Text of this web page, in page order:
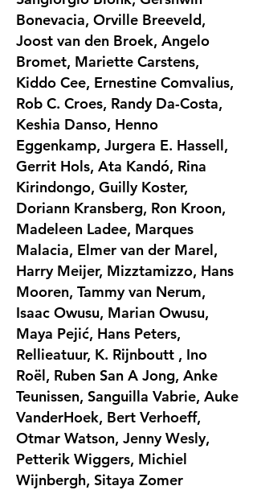
Bonevacia, Orville Breeveld,
Joost van den Broek, Angelo
Bromet, Mariette Carstens,
Kiddo Cee, Ernestine Comvalius,
Rob C. Croes, Randy Da-Costa,
Keshia Danso, Henno
Eggenkamp, Jurgera E. Hassell,
Gerrit Hols, Ata Kandó, Rina
Kirindongo, Guilly Koster,
Doriann Kransberg, Ron Kroon,
Madeleen Ladee, Marques
Malacia, Elmer van der Marel,
Harry Meijer, Mizztamizzo, Hans
Mooren, Tammy van Nerum,
Isaac Owusu, Marian Owusu,
Maya Pejić, Hans Peters,
Rellieatuur, K. Rijnboutt , Ino
Roël, Ruben San A Jong, Anke
Teunissen, Sanguilla Vabrie, Auke
VanderHoek, Bert Verhoeff,
Otmar Watson, Jenny Wesly,
Petterik Wiggers, Michiel
Wijnbergh, Sitaya Zomer